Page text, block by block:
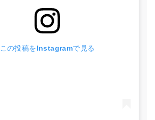
この投稿をInstagramで見る